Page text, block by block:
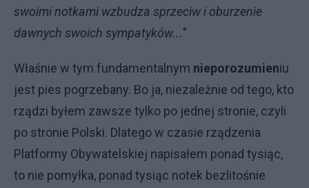
swoimi notkami wzbudza sprzeciw i oburzenie
dawnych swoich sympatyków..."
Właśnie w tym fundamentalnym nieporozumieniu
jest pies pogrzebany. Bo ja, niezależnie od tego, kto
rządzi byłem zawsze tylko po jednej stronie, czyli
po stronie Polski. Dlatego w czasie rządzenia
Platformy Obywatelskiej napisałem ponad tysiąc,
to nie pomyłka, ponad tysiąc notek bezlitośnie